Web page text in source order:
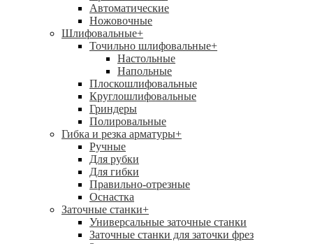
Автоматические
Ножовочные
Шлифовальные+
Точильно шлифовальные+
Настольные
Напольные
Плоскошлифовальные
Круглошлифовальные
Гриндеры
Полировальные
Гибка и резка арматуры+
Ручные
Для рубки
Для гибки
Правильно-отрезные
Оснастка
Заточные станки+
Универсальные заточные станки
Заточные станки для заточки фрез